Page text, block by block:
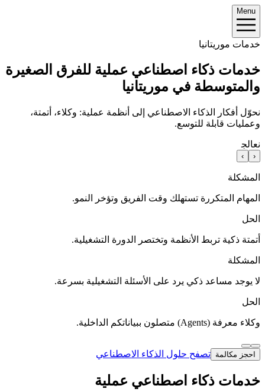
Menu
خدمات موريتانيا
خدمات ذكاء اصطناعي عملية للفرق الصغيرة
والمتوسطة في موريتانيا
نحوّل أفكار الذكاء الاصطناعي إلى أنظمة عملية: وكلاء، أتمتة،
وعمليات قابلة للتوسع.
نعالج
المشكلة
المهام المتكررة تستهلك وقت الفريق وتؤخر النمو.
الحل
أتمتة ذكية تربط الأنظمة وتختصر الدورة التشغيلية.
المشكلة
لا يوجد مساعد ذكي يرد على الأسئلة التشغيلية بسرعة.
الحل
وكلاء معرفة (Agents) متصلون ببياناتكم الداخلية.
احجز مكالمة تصفح حلول الذكاء الاصطناعي
خدمات ذكاء اصطناعي عملية